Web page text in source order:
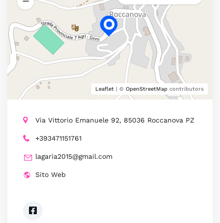
Leaflet | © OpenStreetMap contributors
Via Vittorio Emanuele 92, 85036 Roccanova PZ
+393471151761
lagaria2015@gmail.com
Sito Web